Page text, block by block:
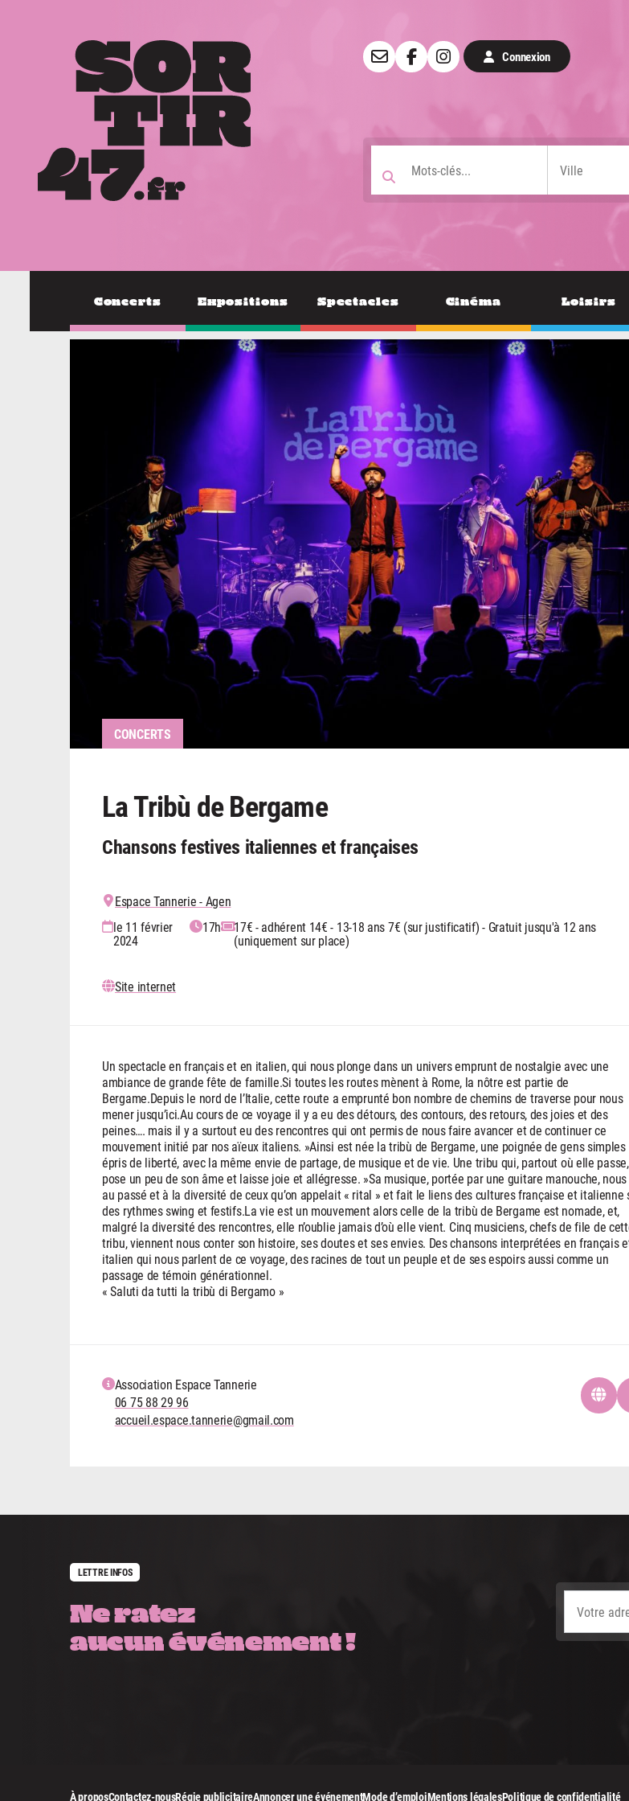
Connexion
Concerts Expositions Spectacles Cinéma Loisirs
CONCERTS
La Tribù de Bergame
Chansons festives italiennes et françaises
Espace Tannerie - Agen
le 11 février
2024
17h
17€ - adhérent 14€ - 13-18 ans 7€ (sur justificatif) - Gratuit jusqu'à 12 ans
(uniquement sur place)
Site internet
Un spectacle en français et en italien, qui nous plonge dans un univers emprunt de nostalgie avec une
ambiance de grande fête de famille.Si toutes les routes mènent à Rome, la nôtre est partie de
Bergame.Depuis le nord de l’Italie, cette route a emprunté bon nombre de chemins de traverse pour nous
mener jusqu’ici.Au cours de ce voyage il y a eu des détours, des contours, des retours, des joies et des
peines…. mais il y a surtout eu des rencontres qui ont permis de nous faire avancer et de continuer ce
mouvement initié par nos aïeux italiens. »Ainsi est née la tribù de Bergame, une poignée de gens simples
épris de liberté, avec la même envie de partage, de musique et de vie. Une tribu qui, partout où elle passe,
pose un peu de son âme et laisse joie et allégresse. »Sa musique, portée par une guitare manouche,
au passé et à la diversité de ceux qu’on appelait « rital » et fait le liens des cultures française et italienne
des rythmes swing et festifs.La vie est un mouvement alors celle de la tribù de Bergame est nomade, et,
malgré la diversité des rencontres, elle n’oublie jamais d’où elle vient. Cinq musiciens, chefs de file de
tribu, viennent nous conter son histoire, ses doutes et ses envies. Des chansons interprétées en français
italien qui nous parlent de ce voyage, des racines de tout un peuple et de ses espoirs aussi comme un
passage de témoin générationnel.
« Saluti da tutti la tribù di Bergamo »
Association Espace Tannerie
06 75 88 29 96
accueil.espace.tannerie@gmail.com
LETTRE INFOS
Ne ratez
aucun événement !
À proposContactez-nousRégie publicitaireAnnoncer une événementMode d’emploiMentions légalesPolitique de confidentialité